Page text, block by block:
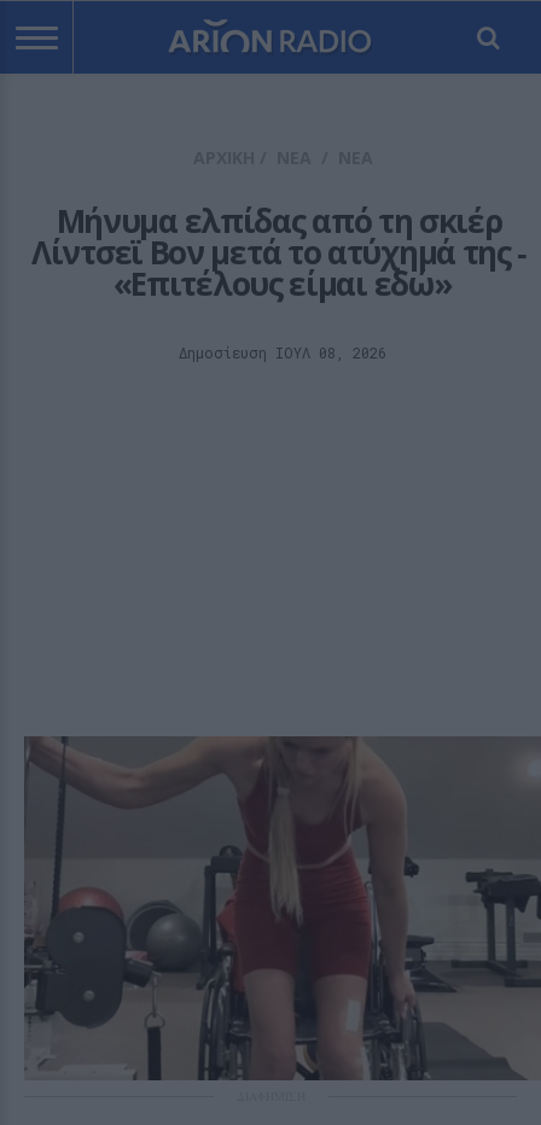
Μήνυμα ελπίδας από τη σκιέρ
Λίντσεϊ Βον μετά το ατύχημά της ‑
«Επιτέλους είμαι εδώ»
Δημοσίευση ΙΟΥΛ 08, 2026